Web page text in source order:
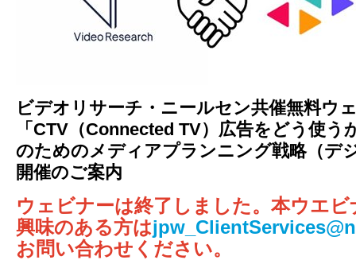
ビデオリサーチ・ニールセン共催無料ウ
「CTV（Connected TV）広告をどう使う
のためのメディアプランニング戦略（デ
開催のご案内
ウェビナーは終了しました。本ウエ
興味のある方は
お問い合わせください。